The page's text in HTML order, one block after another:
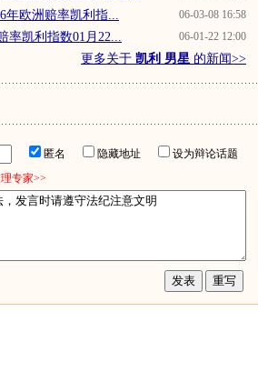
06-03-08 16:58
年欧洲赔率凯利指...
06-01-22 12:00
率凯利指数01月22...
更多关于 凯利 男星 的新闻>>
匿名 隐藏地址
设为辩论话题
专家>>